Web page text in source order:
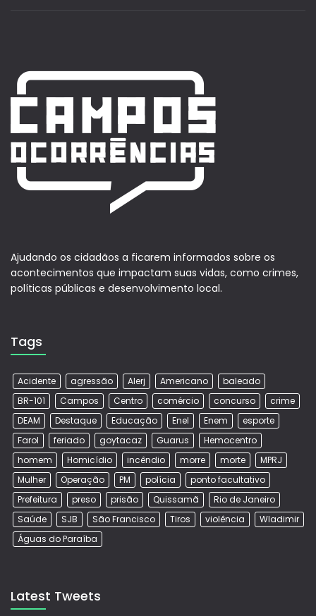
Ajudando os cidadãos a ficarem informados sobre os
acontecimentos que impactam suas vidas, como crimes,
políticas públicas e desenvolvimento local.
Tags
Acidente agressão Alerj Americano
baleado
BR-101
Campos Centro comércio concurso
crime
DEAM
Destaque Educação Enel Enem
esporte
Farol
feriado goytacaz Guarus
Hemocentro
homem
Homicídio incêndio morre morte
MPRJ
Mulher
Operação PM polícia
ponto facultativo
Prefeitura
preso prisão Quissamã
Rio de Janeiro
Saúde
SJB São Francisco Tiros violência
Wladimir
Águas do Paraíba
Latest Tweets